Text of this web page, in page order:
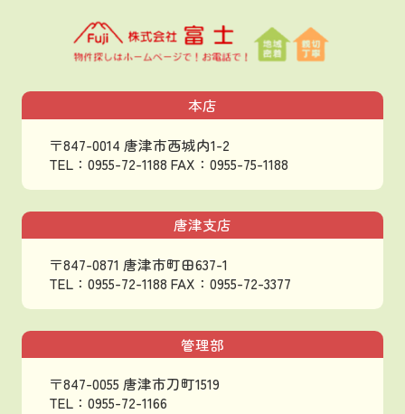
本店
〒847-0014 唐津市西城内1-2
TEL：0955-72-1188 FAX：0955-75-1188
唐津支店
〒847-0871 唐津市町田637-1
TEL：0955-72-1188 FAX：0955-72-3377
管理部
〒847-0055 唐津市刀町1519
TEL：0955-72-1166